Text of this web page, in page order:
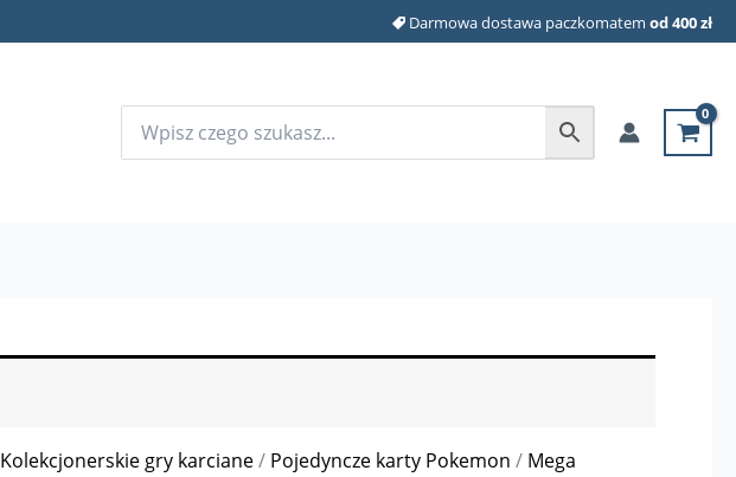
Darmowa dostawa paczkomatem od 400 zł
Kolekcjonerskie gry karciane/ Pojedyncze karty Pokemon / Mega